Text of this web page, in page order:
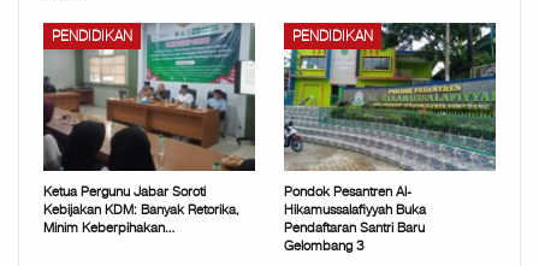
PENDIDIKAN
Ketua Pergunu Jabar Soroti
Kebijakan KDM: Banyak Retorika,
Minim Keberpihakan…
PENDIDIKAN
Pondok Pesantren Al-
Hikamussalafiyyah Buka
Pendaftaran Santri Baru
Gelombang 3